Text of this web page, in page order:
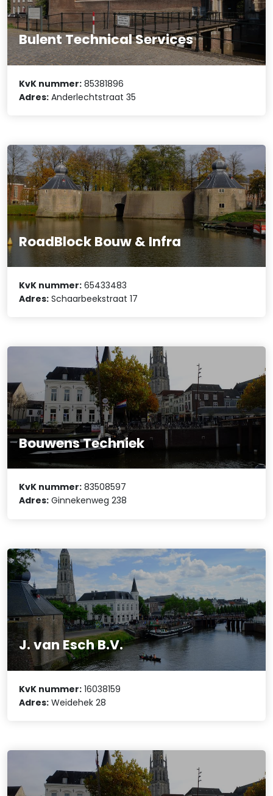
Bulent Technical Services
KvK nummer: 85381896
Adres: Anderlechtstraat 35
RoadBlock Bouw & Infra
KvK nummer: 65433483
Adres: Schaarbeekstraat 17
Bouwens Techniek
KvK nummer: 83508597
Adres: Ginnekenweg 238
J. van Esch B.V.
KvK nummer: 16038159
Adres: Weidehek 28